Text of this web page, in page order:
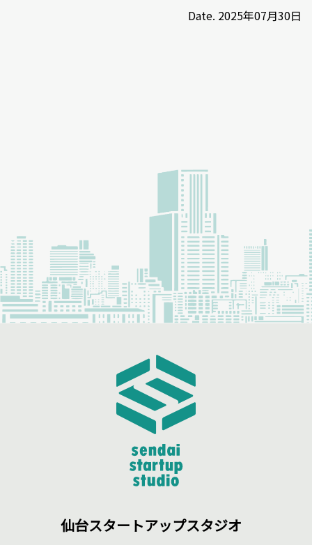
Date. 2025年07月30日
仙台スタートアップスタジオ